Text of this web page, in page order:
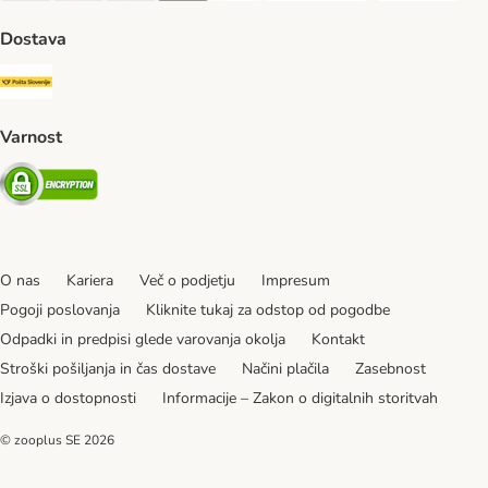
Dostava
Pošta Slovenije Shipping Method
Varnost
Security
O nas Kariera Več o podjetju
Impresum
Pogoji poslovanja
Kliknite tukaj za odstop od pogodbe
Odpadki in predpisi glede varovanja okolja
Kontakt
Stroški pošiljanja in čas dostave
Načini plačila
Zasebnost
Izjava o dostopnosti
Informacije – Zakon o digitalnih storitvah
© zooplus SE 2026